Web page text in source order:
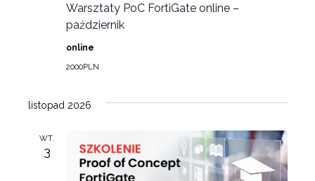
Warsztaty PoC FortiGate online –
październik
online
2000PLN
listopad 2026
WT.
3